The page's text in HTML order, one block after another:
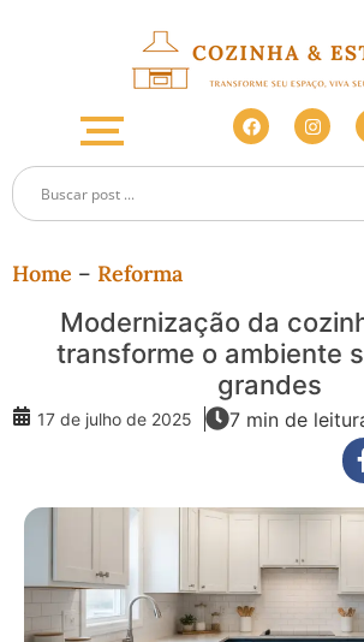
Home – Reforma
Modernização da
transforme o ambiente
grandes
17 de julho de 2025 7 min de